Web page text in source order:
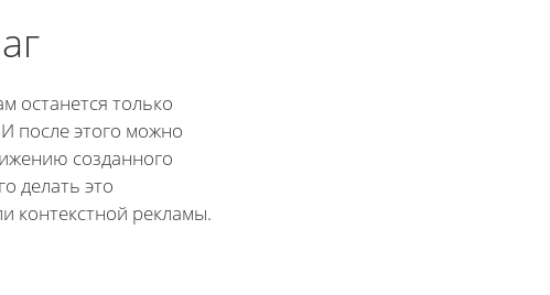
останется только
после этого можно
созданного
делать это
контекстной рекламы.